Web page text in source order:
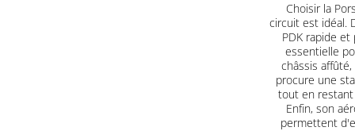
Choisir la
circuit est idéal.
PDK rapide
essentielle
châssis
procure une
tout en restant
Enfin, son
permettent